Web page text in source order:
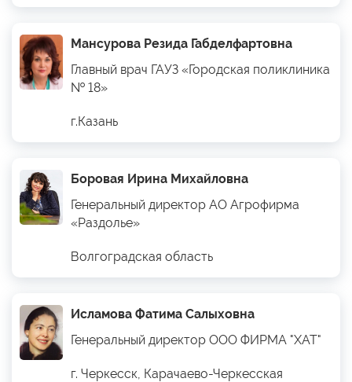
Мансурова Резида Габделфартовна
Главный врач ГАУЗ «Городская поликлиника
№ 18»
г.Казань
Боровая Ирина Михайловна
Генеральный директор АО Агрофирма
«Раздолье»
Волгоградская область
Исламова Фатима Салыховна
Генеральный директор ООО ФИРМА "ХАТ"
г. Черкесск, Карачаево-Черкесская